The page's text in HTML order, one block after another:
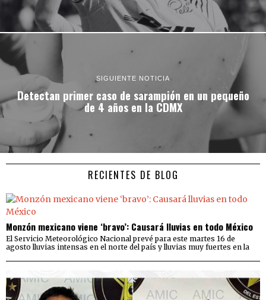
SIGUIENTE NOTICIA
Detectan primer caso de sarampión en un pequeño
de 4 años en la CDMX
RECIENTES DE BLOG
Monzón mexicano viene ‘bravo’: Causará lluvias en todo México
El Servicio Meteorológico Nacional prevé para este martes 16 de
agosto lluvias intensas en el norte del país y lluvias muy fuertes en la